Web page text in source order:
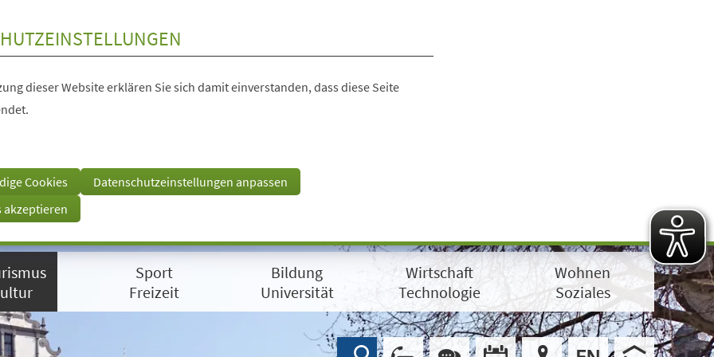
dieser Website erklären Sie sich damit einverstanden, dass diese Seite
Cookies
Datenschutzeinstellungen anpassen
akzeptieren
Sport
Freizeit
Bildung
Universität
Wirtschaft
Technologie
Wohnen
Soziales